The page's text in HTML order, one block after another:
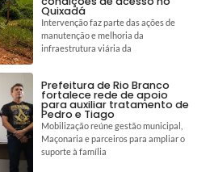
Quixadá
Intervenção faz parte das ações de
manutenção e melhoria da
infraestrutura viária da
Prefeitura de Rio Branco
fortalece rede de apoio
para auxiliar tratamento de
Pedro e Tiago
Mobilização reúne gestão municipal,
Maçonaria e parceiros para ampliar o
suporte à família